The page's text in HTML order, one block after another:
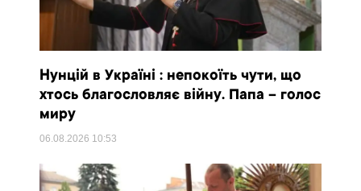
Нунцій в Україні : непокоїть чути, що
хтось благословляє війну. Папа – голос
миру
06.08.2026 10:53